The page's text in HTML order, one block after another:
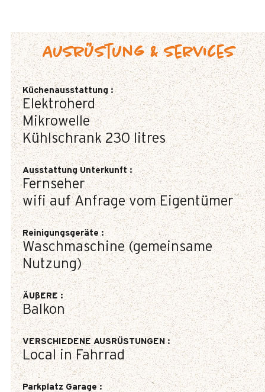
Ausrüstung & Services
Küchenausstattung :
Elektroherd
Mikrowelle
Kühlschrank 230 litres
Ausstattung Unterkunft:
Fernseher
wifi auf Anfrage vom Eigentümer
Reinigungsgeräte:
Waschmaschine (gemeinsame
Nutzung)
ÄUßERE:
Balkon
VERSCHIEDENE AUSRÜSTUNGEN:
Local in Fahrrad
Parkplatz Garage: